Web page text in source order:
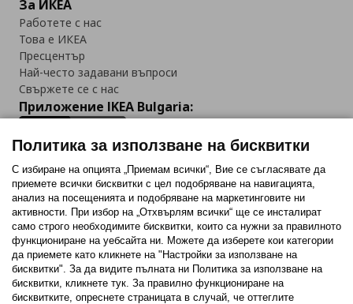
За ИКЕА
Работете с нас
Това е ИКЕА
Пресцентър
Най-често задавани въпроси
Свържете се с нас
Приложение IKEA Bulgaria:
Последвайте ни:
FacebookTwitterYoutubePinterestInstagram
Политика за използване на бисквитки
С избиране на опцията „Приемам всички“, Вие се съгласявате да
приемете всички бисквитки с цел подобряване на навигацията,
анализ на посещенията и подобряване на маркетинговите ни
активности. При избор на „Отхвърлям всички“ ще се инсталират
само строго необходимитe бисквитки, които са нужни за правилното
функциониране на уебсайта ни. Можете да изберете кои категории
да приемете като кликнете на "Настройки за използване на
бисквитки". За да видите пълната ни Политика за използване на
бисквитки, кликнете тук. За правилно функциониране на
бисквитките, опреснете страницата в случай, че оттеглите